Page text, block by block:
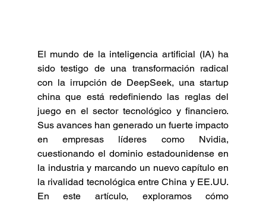
El mundo de la inteligencia artificial (IA) ha
sido testigo de una transformación radical
con la irrupción de DeepSeek, una startup
china que está redefiniendo las reglas del
juego en el sector tecnológico y financiero.
Sus avances han generado un fuerte impacto
en empresas líderes como Nvidia,
cuestionando el dominio estadounidense en
la industria y marcando un nuevo capítulo en
la rivalidad tecnológica entre China y EE.UU.
En este artículo, exploramos cómo